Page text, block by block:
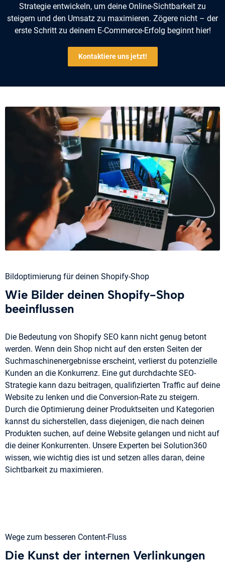
Strategie entwickeln, um deine Online-Sichtbarkeit zu
steigern und den Umsatz zu maximieren. Zögere nicht – der
erste Schritt zu deinem E-Commerce-Erfolg beginnt hier!
Kontaktiere uns jetzt!
Bildoptimierung für deinen Shopify-Shop
Wie Bilder deinen Shopify-Shop
beeinflussen
Die Bedeutung von Shopify SEO kann nicht genug betont
werden. Wenn dein Shop nicht auf den ersten Seiten der
Suchmaschinenergebnisse erscheint, verlierst du potenzielle
Kunden an die Konkurrenz. Eine gut durchdachte SEO-
Strategie kann dazu beitragen, qualifizierten Traffic auf deine
Website zu lenken und die Conversion-Rate zu steigern.
Durch die Optimierung deiner Produktseiten und Kategorien
kannst du sicherstellen, dass diejenigen, die nach deinen
Produkten suchen, auf deine Website gelangen und nicht auf
die deiner Konkurrenten. Unsere Experten bei Solution360
wissen, wie wichtig dies ist und setzen alles daran, deine
Sichtbarkeit zu maximieren.
Wege zum besseren Content-Fluss
Die Kunst der internen Verlinkungen